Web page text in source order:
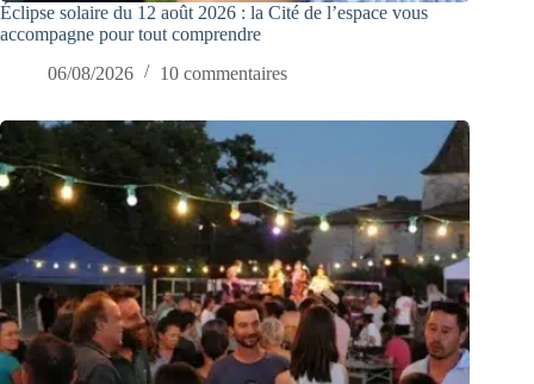
Éclipse solaire du 12 août 2026 : la Cité de l’espace vous
accompagne pour tout comprendre
06/08/2026
10 commentaires